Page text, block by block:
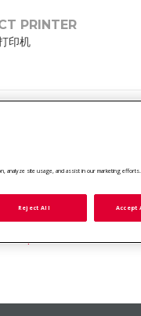
PRINTER
印机
印机
添加至报价列表
analyze site usage, and assist in our marketing efforts.
Reject All Accept